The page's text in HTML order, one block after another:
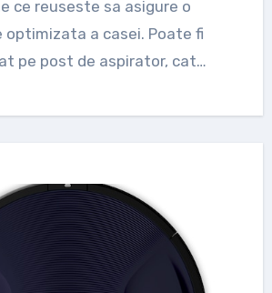
ce reuseste sa asigure o
optimizata a casei. Poate fi
pe post de aspirator, cat…